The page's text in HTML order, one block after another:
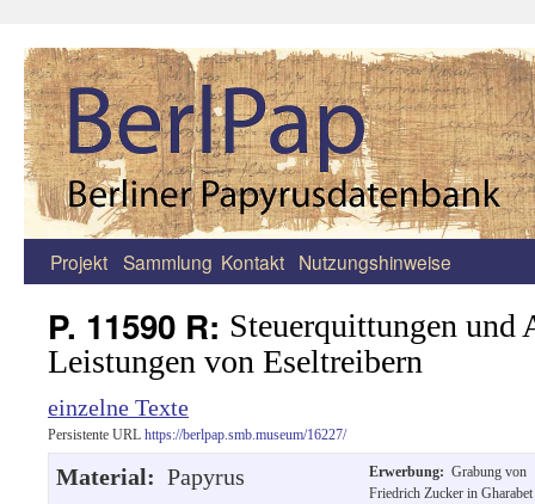
Zum
springen
Projekt Sammlung Kontakt Nutzungshinweise
P. 11590 R: Steuerquittungen und
Leistungen von Eseltreibern
einzelne Texte
Persistente URL https://berlpap.smb.museum/16227/
Material: Papyrus Erwerbung: Grabung von
Friedrich Zucker in Gharabet